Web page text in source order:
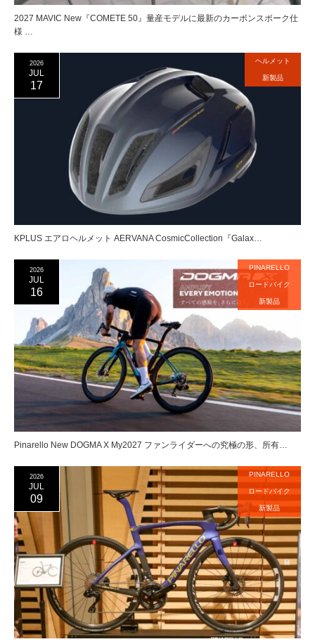
2027 MAVIC New『COMETE 50』量産モデルに最新のカーボンスポーク仕
様 …
2026
JUL
17
ヘルメット
新製品
KPLUS エアロヘルメット AERVANA CosmicCollection『Galax…
2026
JUL
16
PINARELLO
ロードバイク
新製品
Pinarello New DOGMA X My2027 ファンライダーへの究極の形、所有…
2026
JUL
09
PINARELLO
ロードバイク
新製品